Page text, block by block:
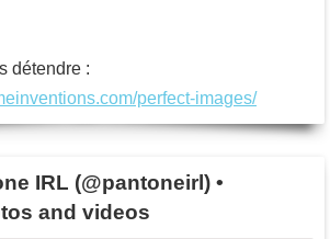
détendre :
perfect-images/
IRL (@pantoneirl) •
and videos